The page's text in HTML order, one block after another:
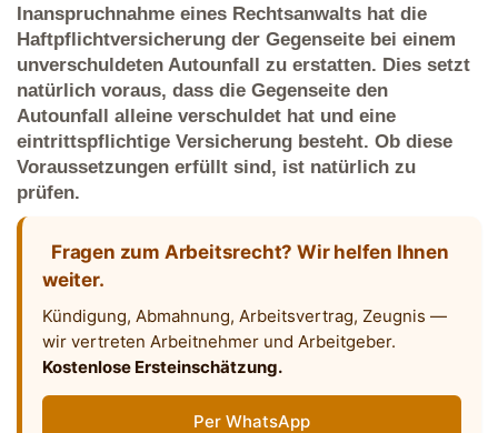
Inanspruchnahme eines Rechtsanwalts hat die
Haftpflichtversicherung der Gegenseite bei einem
unverschuldeten Autounfall zu erstatten. Dies setzt
natürlich voraus, dass die Gegenseite den
Autounfall alleine verschuldet hat und eine
eintrittspflichtige Versicherung besteht. Ob diese
Voraussetzungen erfüllt sind, ist natürlich zu
prüfen.
Fragen zum Arbeitsrecht? Wir helfen Ihnen
weiter.
Kündigung, Abmahnung, Arbeitsvertrag, Zeugnis —
wir vertreten Arbeitnehmer und Arbeitgeber.
Kostenlose Ersteinschätzung.
Per WhatsApp